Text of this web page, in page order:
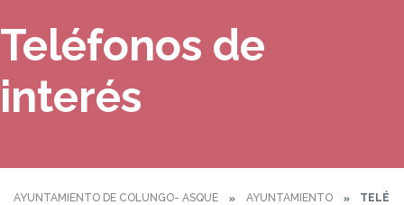
Teléfonos de
interés
AYUNTAMIENTO DE COLUNGO- ASQUE AYUNTAMIENTO